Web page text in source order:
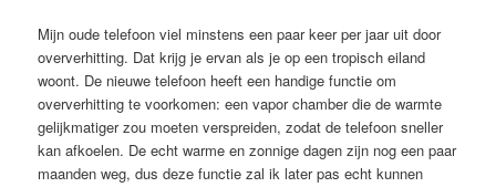
Mijn oude telefoon viel minstens een paar keer per jaar uit door
oververhitting. Dat krijg je ervan als je op een tropisch eiland
woont. De nieuwe telefoon heeft een handige functie om
oververhitting te voorkomen: een vapor chamber die de warmte
gelijkmatiger zou moeten verspreiden, zodat de telefoon sneller
kan afkoelen. De echt warme en zonnige dagen zijn nog een paar
maanden weg, dus deze functie zal ik later pas echt kunnen